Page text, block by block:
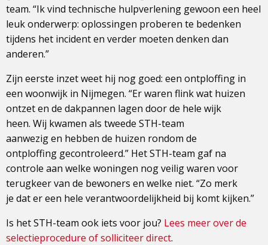
team. “Ik vind technische hulpverlening gewoon een heel
leuk onderwerp: oplossingen proberen te bedenken
tijdens het incident en verder moeten denken dan
anderen.”
Zijn eerste inzet weet hij nog goed: een ontploffing in
een woonwijk in Nijmegen. “Er waren flink wat huizen
ontzet en de dakpannen lagen door de hele wijk
heen. Wij kwamen als tweede STH-team
aanwezig en hebben de huizen rondom de
ontploffing gecontroleerd.” Het STH-team gaf na
controle aan welke woningen nog veilig waren voor
terugkeer van de bewoners en welke niet. “Zo merk
je dat er een hele verantwoordelijkheid bij komt kijken.”
Is het STH-team ook iets voor jou? Lees meer over de
selectieprocedure of solliciteer direct.